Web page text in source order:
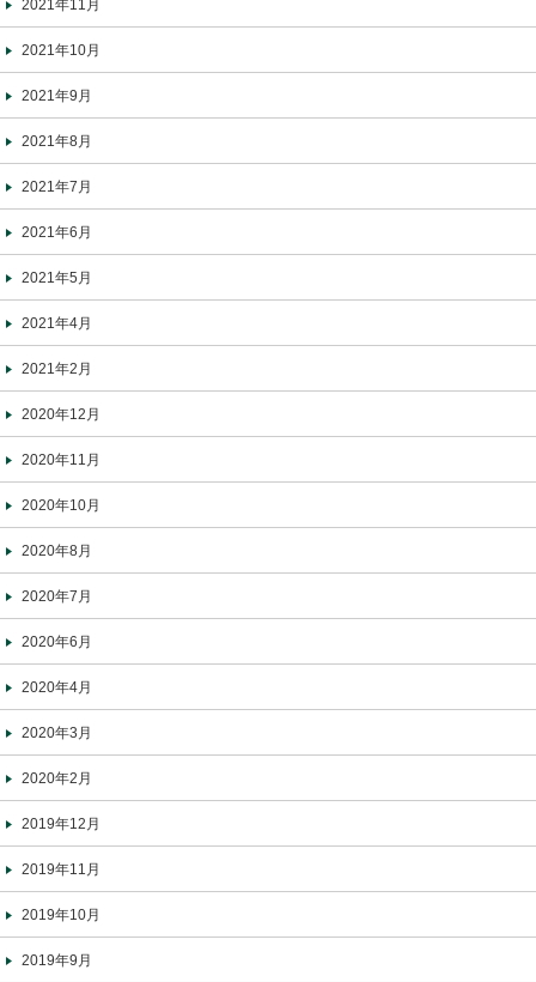
2021年11月
2021年10月
2021年9月
2021年8月
2021年7月
2021年6月
2021年5月
2021年4月
2021年2月
2020年12月
2020年11月
2020年10月
2020年8月
2020年7月
2020年6月
2020年4月
2020年3月
2020年2月
2019年12月
2019年11月
2019年10月
2019年9月